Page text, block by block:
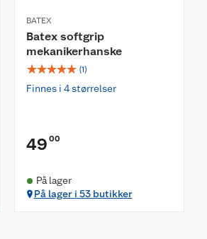
BATEX
Batex softgrip
mekanikerhanske
☆☆☆☆☆ (1)
Finnes i 4 størrelser
49 00
På lager
På lager i 53 butikker